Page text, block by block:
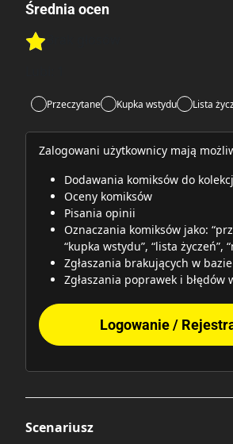
Średnia ocen
Rate this item:
Przeczytane Kupka wstydu Lista
Zalogowani użytkownicy mają
Dodawania komiksów do
Oceny komiksów
Pisania opinii
Oznaczania komiksów jako:
“kupka wstydu”, “lista życzeń”,
Zgłaszania brakujących w
Zgłaszania poprawek i błędów
Logowanie /
Scenariusz